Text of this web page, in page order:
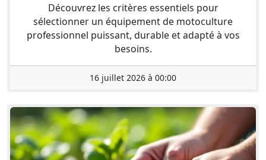
Découvrez les critères essentiels pour
sélectionner un équipement de motoculture
professionnel puissant, durable et adapté à vos
besoins.
16 juillet 2026 à 00:00